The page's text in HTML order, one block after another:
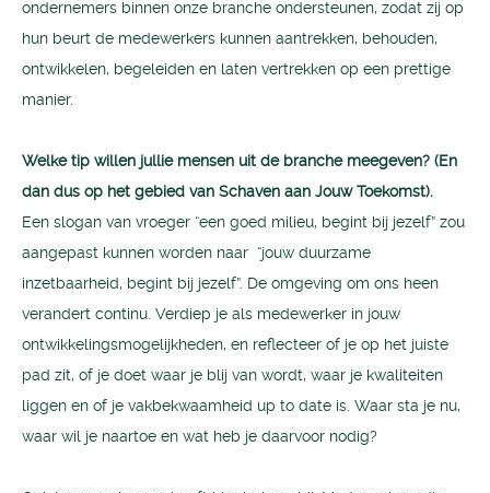
ondernemers binnen onze branche ondersteunen, zodat zij op
hun beurt de medewerkers kunnen aantrekken, behouden,
ontwikkelen, begeleiden en laten vertrekken op een prettige
manier.
Welke tip willen jullie mensen uit de branche meegeven? (En
dan dus op het gebied van Schaven aan Jouw Toekomst).
Een slogan van vroeger “een goed milieu, begint bij jezelf” zou
aangepast kunnen worden naar “jouw duurzame
inzetbaarheid, begint bij jezelf”. De omgeving om ons heen
verandert continu. Verdiep je als medewerker in jouw
ontwikkelingsmogelijkheden, en reflecteer of je op het juiste
pad zit, of je doet waar je blij van wordt, waar je kwaliteiten
liggen en of je vakbekwaamheid up to date is. Waar sta je nu,
waar wil je naartoe en wat heb je daarvoor nodig?